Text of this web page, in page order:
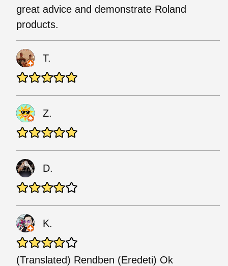
great advice and demonstrate Roland
products.
T.
Z.
D.
K.
(Translated) Rendben (Eredeti) Ok